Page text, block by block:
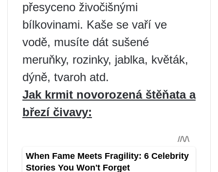
přesyceno živočišnými
bílkovinami. Kaše se vaří ve
vodě, musíte dát sušené
meruňky, rozinky, jablka, květák,
dýně, tvaroh atd.
Jak krmit novorozená štěňata a
březí čivavy: